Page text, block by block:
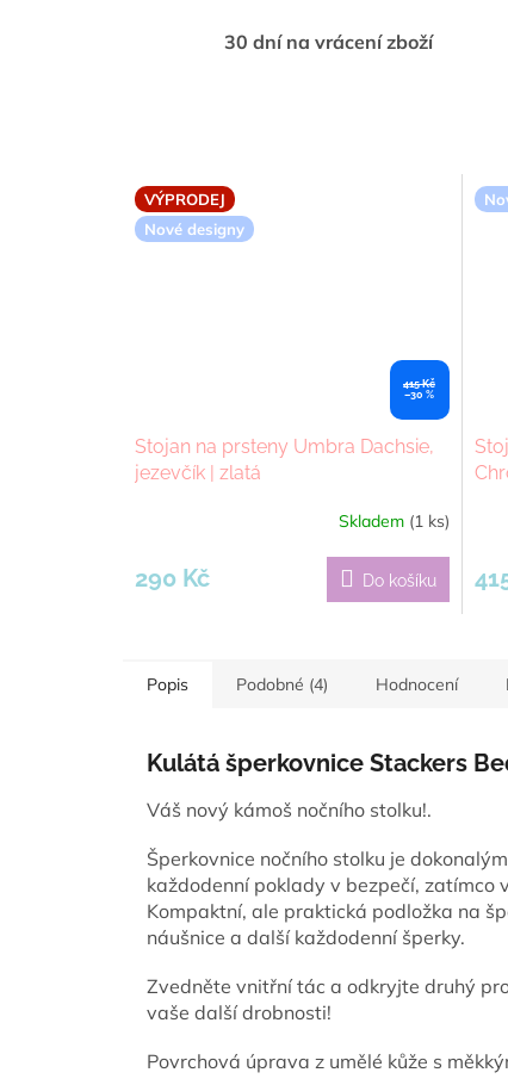
30 dní na vrácení zboží
VÝPRODEJ
Nové designy
415 Kč
–30 %
Stojan na prsteny Umbra Dachsie,
jezevčík | zlatá
Skladem (1 ks)
290 Kč Do košíku
Popis Podobné (4) Hodnocení
Kulátá šperkovnice Stackers
Váš nový kámoš nočního stolku!.
Šperkovnice nočního stolku je
každodenní poklady v bezpečí, zatímco
Kompaktní, ale praktická podložka na
náušnice a další každodenní šperky.
Zvedněte vnitřní tác a odkryjte druhý
vaše další drobnosti!
Povrchová úprava z umělé kůže s